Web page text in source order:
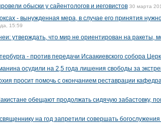
обыски у сайентологов и иеговистов 30 марта
- вынужденная мера, в случае его принятия
15:59
утверждать, что мир не ориентирован на ракеты,
- против передачи Исаакиевского собора
осудили на 2,5 года лишения свободы за
просит помочь с окончанием реставрации
обещают продолжать сидячую забастовку,
на год запретили совершать